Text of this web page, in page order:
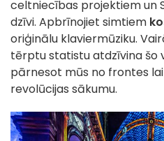
celtniecības projektiem un
dzīvi. Apbrīnojiet simtiem
oriģinālu klaviermūziku.
tērptu statistu atdzīvina šo
pārnesot mūs no frontes
revolūcijas sākumu.